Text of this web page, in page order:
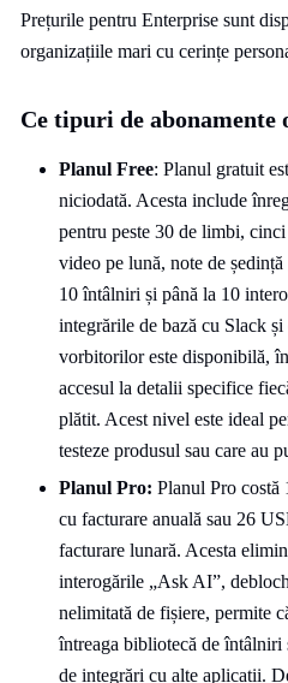
Prețurile pentru Enterprise sunt
organizațiile mari cu cerințe
Ce tipuri de abonamente
Planul Free: Planul gratuit
niciodată. Acesta include
pentru peste 30 de limbi,
video pe lună, note de
10 întâlniri și până la 10
integrările de bază cu Slack
vorbitorilor este disponibilă,
accesul la detalii specifice
plătit. Acest nivel este ideal
testeze produsul sau care au
Planul Pro: Planul Pro
cu facturare anuală sau 26
facturare lunară. Acesta
interogările „Ask AI”,
nelimitată de fișiere, permite
întreaga bibliotecă de întâlniri
de integrări cu alte aplicații.